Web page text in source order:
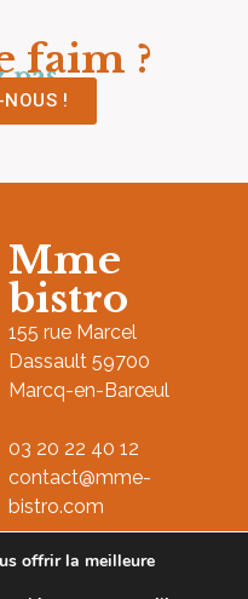
faim ?
pas…
!
Mme
bistro
155 rue Marcel
Dassault 59700
Marcq-en-Barœul
03 20 22 40 12
contact@mme-
bistro.com
offrir la meilleure